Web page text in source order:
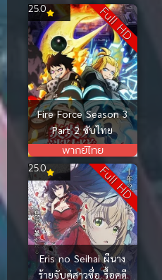
Full HD
Fire Force Season 3
Part 2 ซับไทย
พากย์ไทย
25.0
Full HD
Eris no Seihai ผีนาง
ร้ายจับคู่สาวซื่อ รื้อคดี
25.0